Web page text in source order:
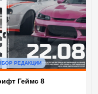
РЕДАКЦИИ
Геймс 8